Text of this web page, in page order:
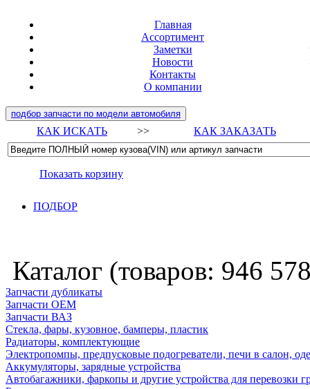
Главная
Ассортимент
Заметки
Новости
Контакты
О компании
подбор запчасти по модели автомобиля
КАК ИСКАТЬ >> КАК ЗАКАЗАТЬ
Показать корзину
ПОДБОР
Каталог (товаров: 946
Запчасти дубликаты
Запчасти ОЕМ
Запчасти ВАЗ
Стекла, фары, кузовное, бамперы, пластик
Радиаторы, комплектующие
Электропомпы, предпусковые подогреватели, печи в салон,
Аккумуляторы, зарядные устройства
Автобагажники, фаркопы и другие устройства для перевозки